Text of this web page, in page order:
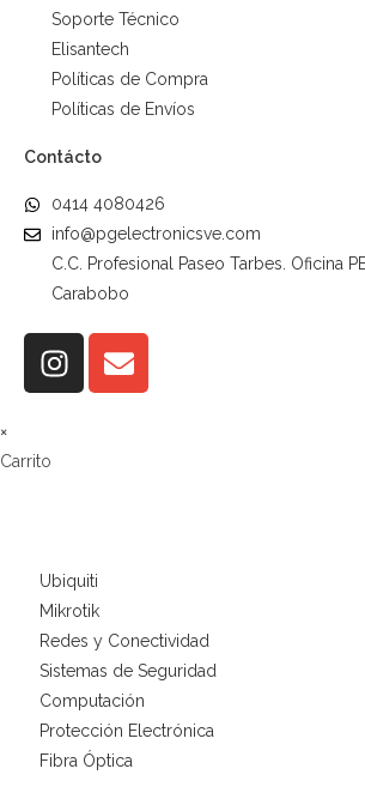
Soporte Técnico
Elisantech
Políticas de Compra
Políticas de Envíos
Contácto
0414 4080426
info@pgelectronicsve.com
C.C. Profesional Paseo Tarbes. Oficina
Carabobo
×
Carrito
Ubiquiti
Mikrotik
Redes y Conectividad
Sistemas de Seguridad
Computación
Protección Electrónica
Fibra Óptica